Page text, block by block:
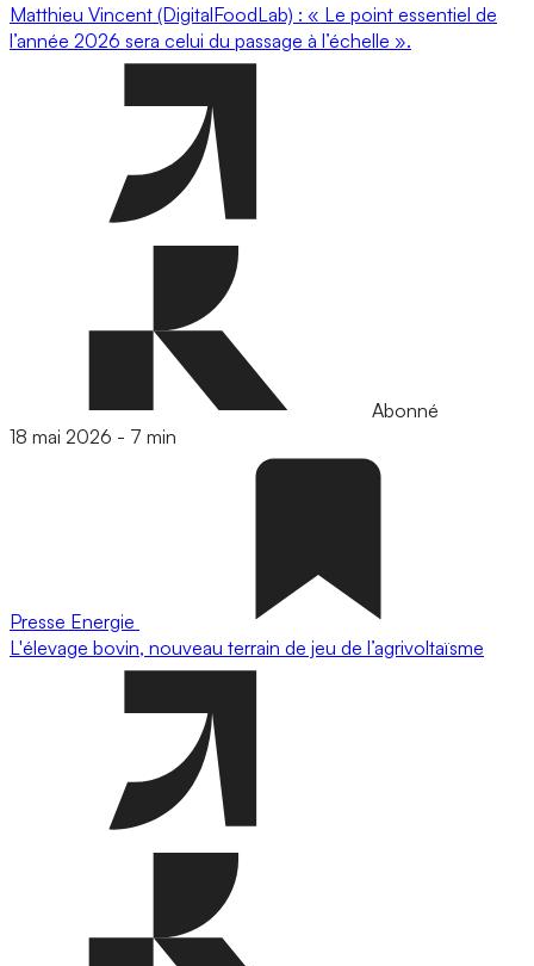
Matthieu Vincent (DigitalFoodLab) : « Le point essentiel de
l’année 2026 sera celui du passage à l’échelle ».
Abonné
18 mai 2026 - 7 min
Presse Energie
L'élevage bovin, nouveau terrain de jeu de l’agrivoltaïsme